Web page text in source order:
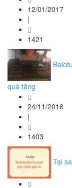
12/01/2017
|
1421
quà tặng
24/11/2016
|
1403
Tại